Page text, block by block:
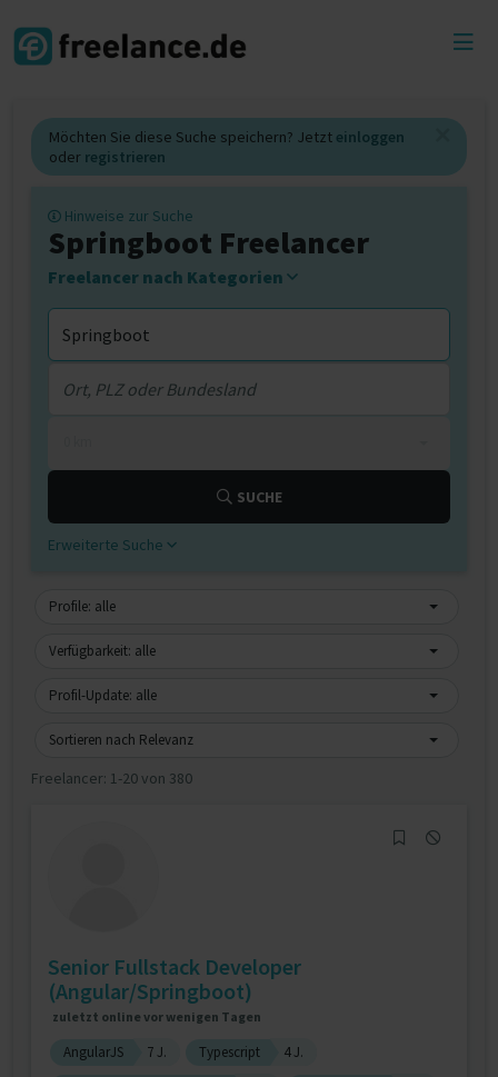
Möchten Sie diese Suche speichern? Jetzt einloggen
oder registrieren
Hinweise zur Suche
Springboot Freelancer
Freelancer nach Kategorien
SUCHE
Erweiterte Suche
Profile: alle
Verfügbarkeit: alle
Profil-Update: alle
Sortieren nach Relevanz
Freelancer: 1-20 von 380
Senior Fullstack Developer
(Angular/Springboot)
zuletzt online vor wenigen Tagen
AngularJS 7 J. Typescript
4 J.